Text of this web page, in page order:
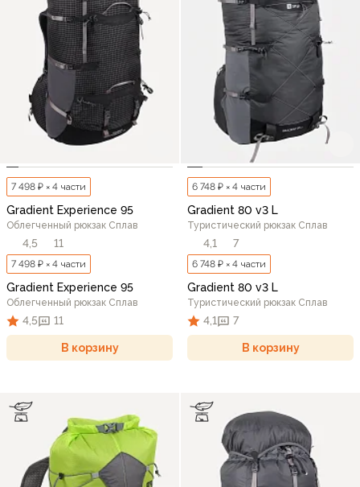
7 498 ₽ × 4 части
Gradient Experience 95
Облегченный рюкзак Сплав
4,5 11
7 498 ₽ × 4 части
Gradient Experience 95
Облегченный рюкзак Сплав
4,5 11
В корзину
6 748 ₽ × 4 части
Gradient 80 v3 L
Туристический рюкзак Сплав
4,1 7
6 748 ₽ × 4 части
Gradient 80 v3 L
Туристический рюкзак Сплав
4,1 7
В корзину